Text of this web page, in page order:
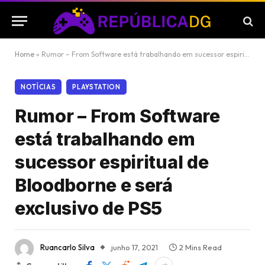
Home » Rumor – From Software está trabalhando em sucessor espiritual de Bloodborne e será exclusivo de PS5
NOTÍCIAS PLAYSTATION
Rumor – From Software
está trabalhando em
sucessor espiritual de
Bloodborne e será
exclusivo de PS5
Ruancarlo Silva junho 17, 2021
2 Mins Read